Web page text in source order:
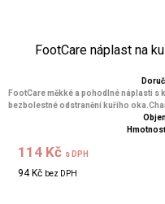
FootCare náplast na
FootCare měkké a pohodlné náplasti
bezbolestné odstranění kuřího
114 Kč s DPH
94 Kč bez DPH